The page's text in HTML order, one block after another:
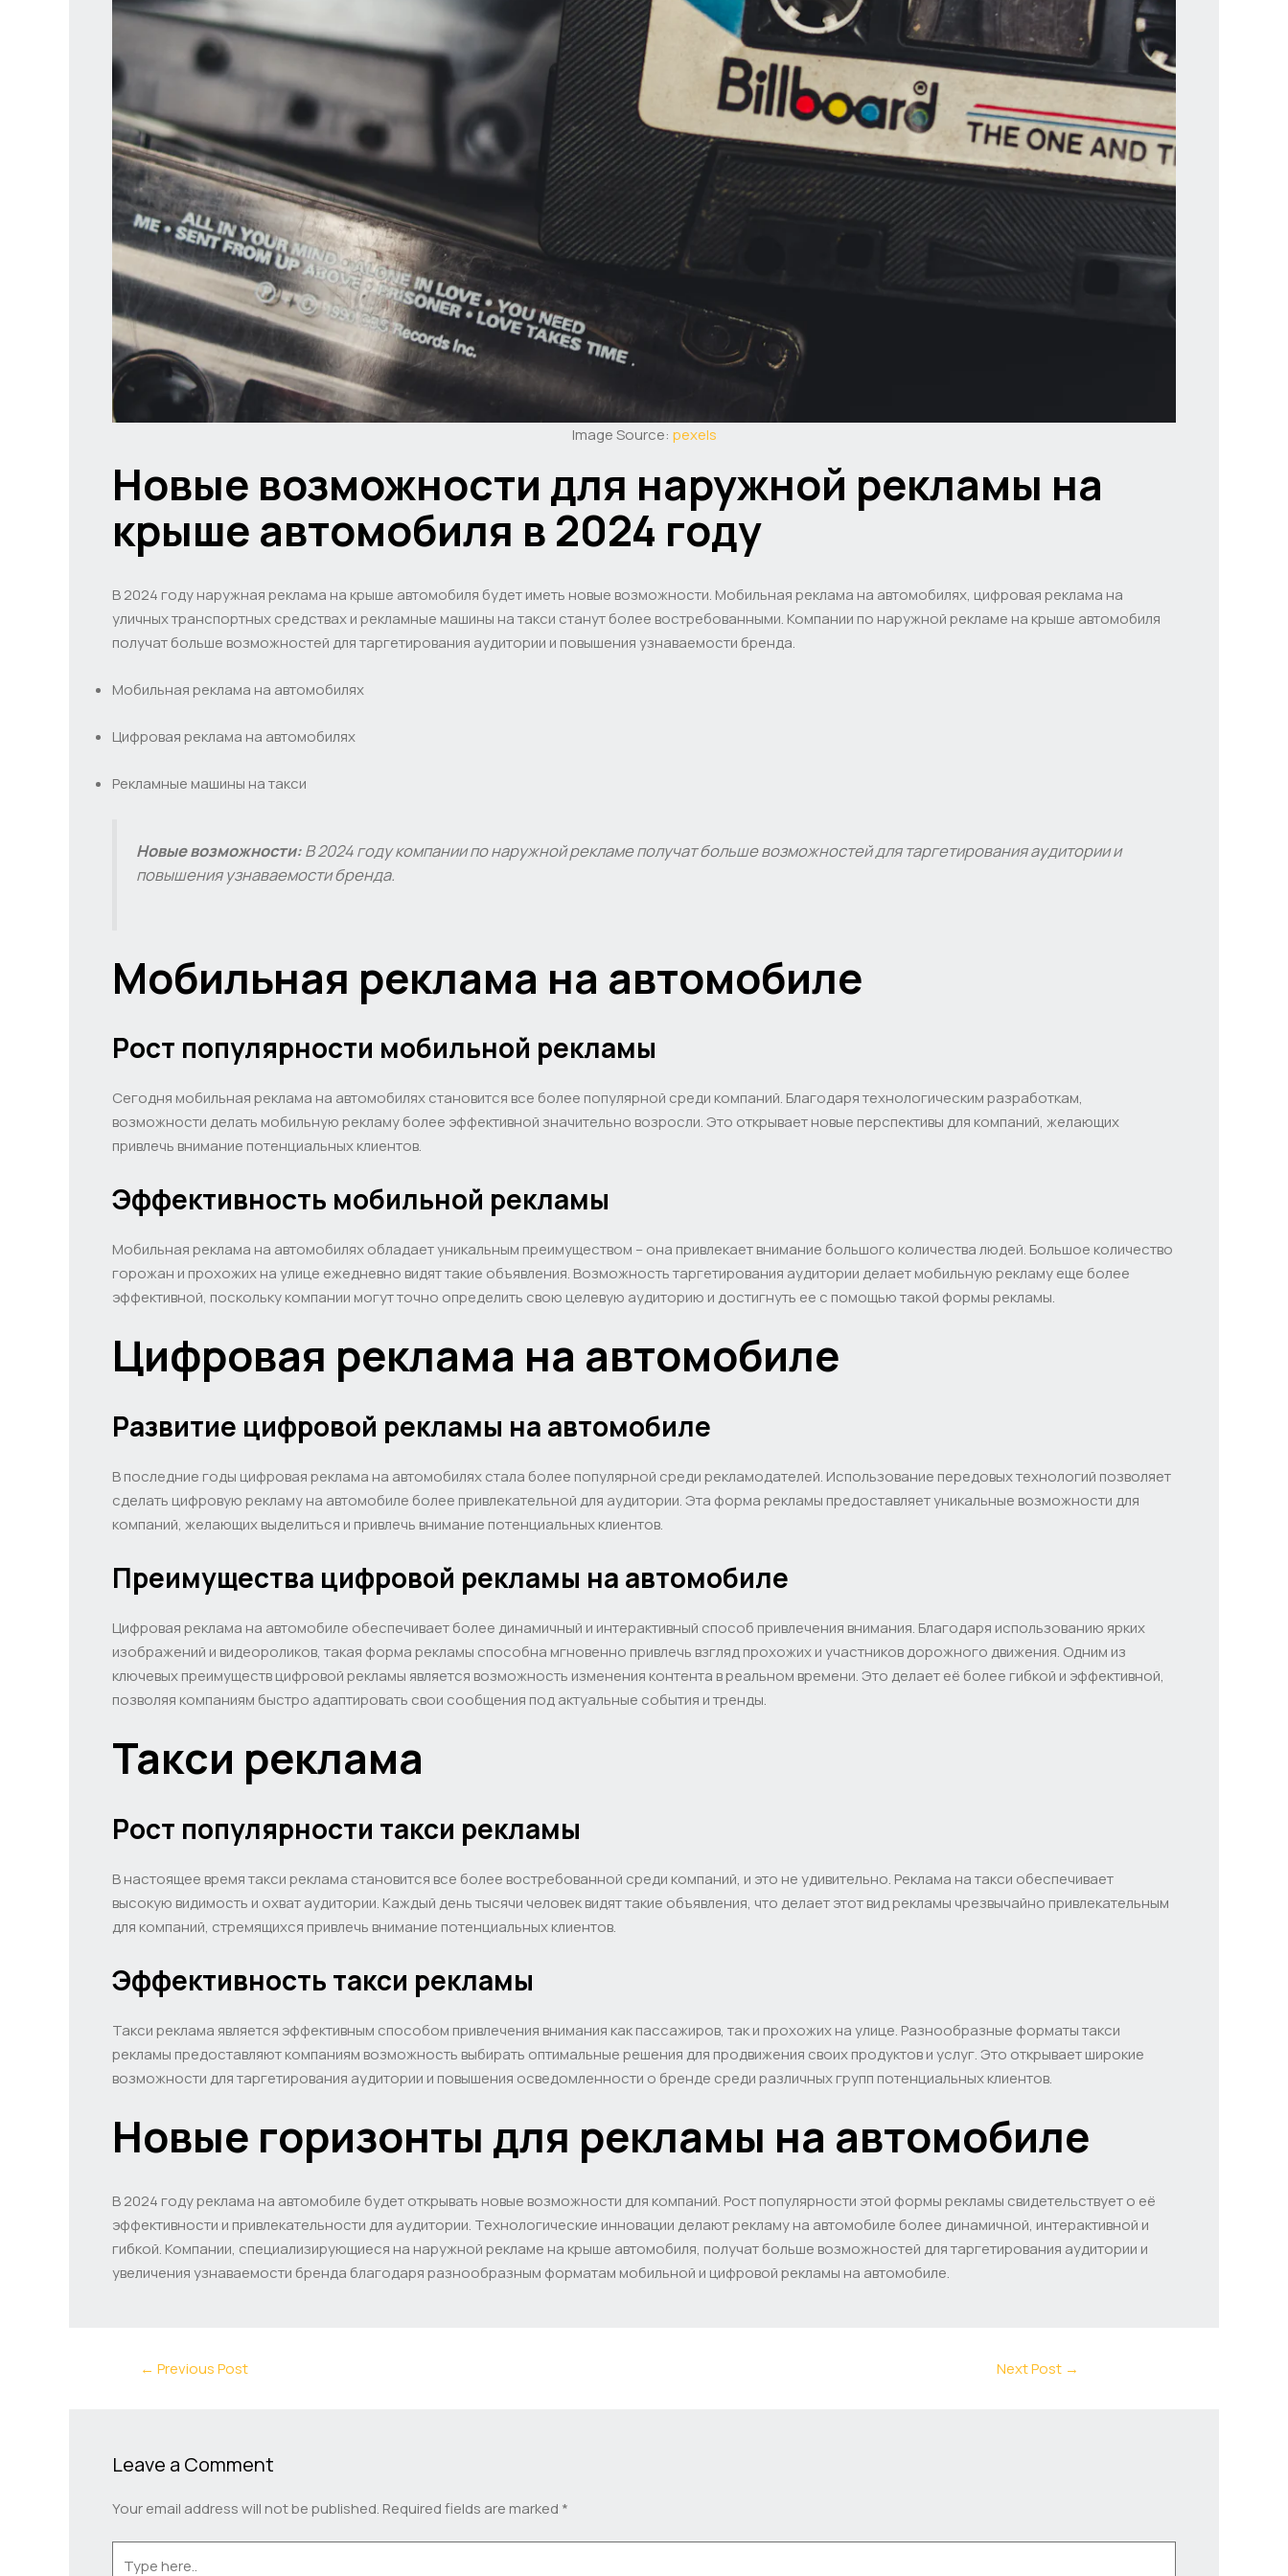
Image Source: pexels
Новые возможности для наружной рекламы на
крыше автомобиля в 2024 году
В 2024 году наружная реклама на крыше автомобиля будет иметь новые возможности. Мобильная реклама на автомобилях, цифровая реклама на
уличных транспортных средствах и рекламные машины на такси станут более востребованными. Компании по наружной рекламе на крыше автомобиля
получат больше возможностей для таргетирования аудитории и повышения узнаваемости бренда.
Мобильная реклама на автомобилях
Цифровая реклама на автомобилях
Рекламные машины на такси
Новые возможности:В 2024 году компании по наружной рекламе получат больше возможностей для таргетирования аудитории и
повышения узнаваемости бренда.
Мобильная реклама на автомобиле
Рост популярности мобильной рекламы
Сегодня мобильная реклама на автомобилях становится все более популярной среди компаний. Благодаря технологическим разработкам,
возможности делать мобильную рекламу более эффективной значительно возросли. Это открывает новые перспективы для компаний, желающих
привлечь внимание потенциальных клиентов.
Эффективность мобильной рекламы
Мобильная реклама на автомобилях обладает уникальным преимуществом – она привлекает внимание большого количества людей. Большое количество
горожан и прохожих на улице ежедневно видят такие объявления. Возможность таргетирования аудитории делает мобильную рекламу еще более
эффективной, поскольку компании могут точно определить свою целевую аудиторию и достигнуть ее с помощью такой формы рекламы.
Цифровая реклама на автомобиле
Развитие цифровой рекламы на автомобиле
В последние годы цифровая реклама на автомобилях стала более популярной среди рекламодателей. Использование передовых технологий позволяет
сделать цифровую рекламу на автомобиле более привлекательной для аудитории. Эта форма рекламы предоставляет уникальные возможности для
компаний, желающих выделиться и привлечь внимание потенциальных клиентов.
Преимущества цифровой рекламы на автомобиле
Цифровая реклама на автомобиле обеспечивает более динамичный и интерактивный способ привлечения внимания. Благодаря использованию ярких
изображений и видеороликов, такая форма рекламы способна мгновенно привлечь взгляд прохожих и участников дорожного движения. Одним из
ключевых преимуществ цифровой рекламы является возможность изменения контента в реальном времени. Это делает её более гибкой и эффективной,
позволяя компаниям быстро адаптировать свои сообщения под актуальные события и тренды.
Такси реклама
Рост популярности такси рекламы
В настоящее время такси реклама становится все более востребованной среди компаний, и это не удивительно. Реклама на такси обеспечивает
высокую видимость и охват аудитории. Каждый день тысячи человек видят такие объявления, что делает этот вид рекламы чрезвычайно привлекательным
для компаний, стремящихся привлечь внимание потенциальных клиентов.
Эффективность такси рекламы
Такси реклама является эффективным способом привлечения внимания как пассажиров, так и прохожих на улице. Разнообразные форматы такси
рекламы предоставляют компаниям возможность выбирать оптимальные решения для продвижения своих продуктов и услуг. Это открывает широкие
возможности для таргетирования аудитории и повышения осведомленности о бренде среди различных групп потенциальных клиентов.
Новые горизонты для рекламы на автомобиле
В 2024 году реклама на автомобиле будет открывать новые возможности для компаний. Рост популярности этой формы рекламы свидетельствует о её
эффективности и привлекательности для аудитории. Технологические инновации делают рекламу на автомобиле более динамичной, интерактивной и
гибкой. Компании, специализирующиеся на наружной рекламе на крыше автомобиля, получат больше возможностей для таргетирования аудитории и
увеличения узнаваемости бренда благодаря разнообразным форматам мобильной и цифровой рекламы на автомобиле.
← Previous Post Next Post →
Leave a Comment
Your email address will not be published. Required fields are marked *